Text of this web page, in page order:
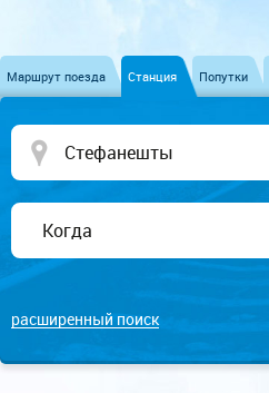
Маршрут поезда Станция Попутки
расширенный поиск